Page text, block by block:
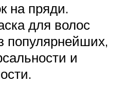
на пряди.
для волос
популярнейших,
и